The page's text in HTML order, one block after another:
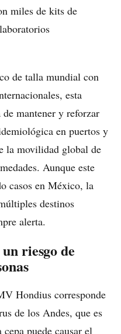
miles de kits de
de talla mundial con
esta
mantener y reforzar
en puertos y
la movilidad global de
Aunque este
casos en México, la
destinos
alerta.
riesgo de
Hondius corresponde
de los Andes, que es
puede causar el